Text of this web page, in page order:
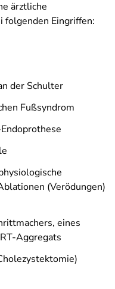
ärztliche
Eingriffen:
der Schulter
Fußsyndrom
(Verödungen)
eines
Aggregats